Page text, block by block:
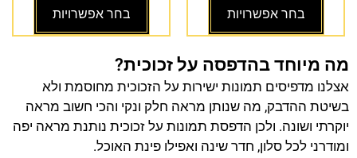
בחר אפשרויות בחר אפשרויות
מה מיוחד בהדפסה על זכוכית?
אצלנו מדפיסים תמונות ישירות על הזכוכית מחוסמת ולא
בשיטת ההדבק, מה שנותן מראה חלק ונקי והכי חשוב מראה
יוקרתי ושונה. ולכן הדפסת תמונות על זכוכית נותנת מראה יפה
ומודרני לכל סלון, חדר שינה ואפילו פינת האוכל.